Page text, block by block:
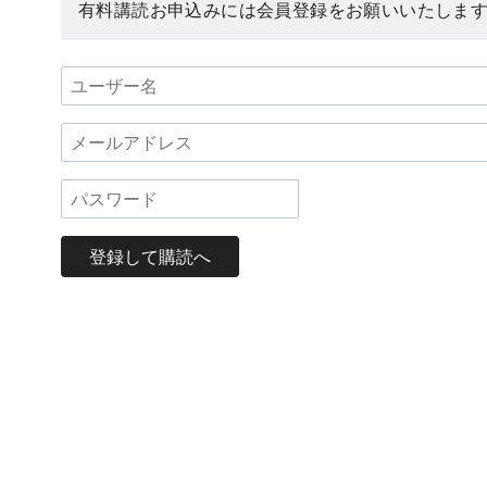
有料講読お申込みには会員登録をお願いいたしま
登録して購読へ